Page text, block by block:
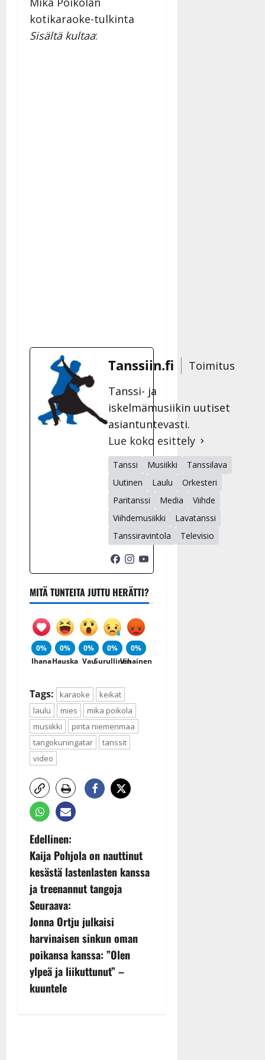
kotikaraoke-tulkinta
Sisältä kultaa:
Tanssiin.fi
Toimitus
Tanssi- ja
iskelmämusiikin uutiset
asiantuntevasti.
Lue koko esittely
Tanssi Musiikki
Tanssilava
Uutinen
Laulu
Orkesteri
Paritanssi
Media
Viihde
Viihdemusiikki
Lavatanssi
Tanssiravintola
Televisio
MITÄ TUNTEITA JUTTU HERÄTTI?
0%
Ihana
0%
Hauska
0%
Vau
0%
Surullinen
0%
Vihainen
Tags: karaoke
keikat
laulu
mies
mika poikola
musiikki
pirita niemenmaa
tangokuningatar
tanssit
video
P
o
s
t
n
a
v
Edellinen:
Kaija Pohjola on nauttinut
kesästä lastenlasten kanssa
ja treenannut tangoja
Seuraava:
Jonna Ortju julkaisi
harvinaisen sinkun oman
poikansa kanssa: ”Olen
ylpeä ja liikuttunut” –
kuuntele